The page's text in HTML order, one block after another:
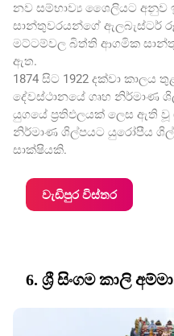
නව සම්භාව්‍ය ශෛලියට අනුව
සාන්තුවරයන්ගේ ඇලබැස්ටර්
මට්ටම්වල බිත්ති ආගමික
ඇත.
1874 සිට 1922 දක්වා කාලය
දේවස්ථානයේ ගෘහ නිර්මාණ
යුගයේ ප්‍රතිඵලයක් ලෙස ඇති වූ
නිර්මාණ ශිල්පයට යුරෝපීය
සාක්ෂියකි.
වැඩිපුර විස්තර
6. ශ්‍රී සිංගම කාලි